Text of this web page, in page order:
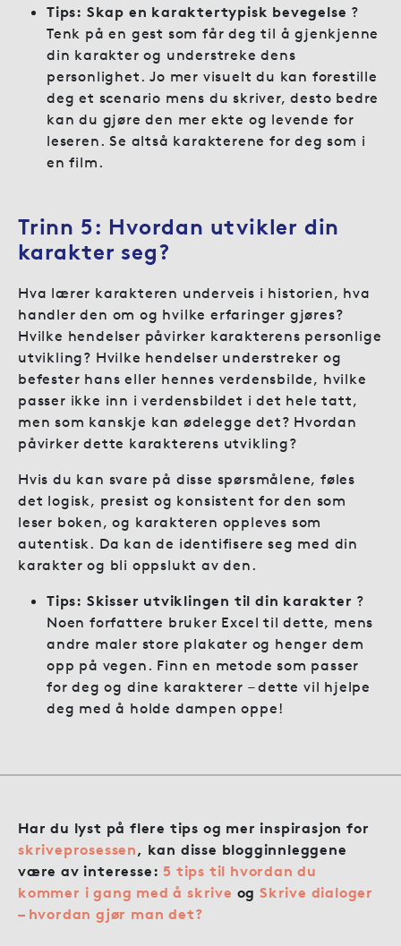
Tips: Skap en karaktertypisk bevegelse ?
Tenk på en gest som får deg til å gjenkjenne
din karakter og understreke dens
personlighet. Jo mer visuelt du kan forestille
deg et scenario mens du skriver, desto bedre
kan du gjøre den mer ekte og levende for
leseren. Se altså karakterene for deg som i
en film.
Trinn 5: Hvordan utvikler din
karakter seg?
Hva lærer karakteren underveis i historien, hva
handler den om og hvilke erfaringer gjøres?
Hvilke hendelser påvirker karakterens personlige
utvikling? Hvilke hendelser understreker og
befester hans eller hennes verdensbilde, hvilke
passer ikke inn i verdensbildet i det hele tatt,
men som kanskje kan ødelegge det? Hvordan
påvirker dette karakterens utvikling?
Hvis du kan svare på disse spørsmålene, føles
det logisk, presist og konsistent for den som
leser boken, og karakteren oppleves som
autentisk. Da kan de identifisere seg med din
karakter og bli oppslukt av den.
Tips: Skisser utviklingen til din karakter ?
Noen forfattere bruker Excel til dette, mens
andre maler store plakater og henger dem
opp på vegen. Finn en metode som passer
for deg og dine karakterer – dette vil hjelpe
deg med å holde dampen oppe!
Har du lyst på flere tips og mer inspirasjon for
skriveprosessen, kan disse blogginnleggene
være av interesse: 5 tips til hvordan du
kommer i gang med å skrive ogSkrive dialoger
– hvordan gjør man det?